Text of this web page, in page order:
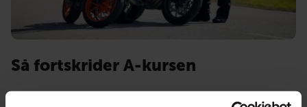
Så fortskrider A-kursen